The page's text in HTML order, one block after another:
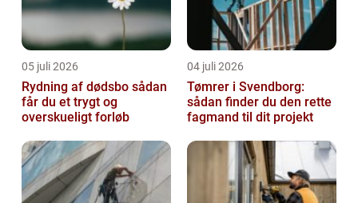
05 juli 2026
Rydning af dødsbo sådan
får du et trygt og
overskueligt forløb
04 juli 2026
Tømrer i Svendborg:
sådan finder du den rette
fagmand til dit projekt